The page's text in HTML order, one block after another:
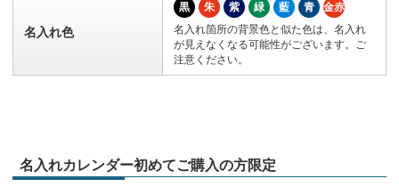
名入れ色
黒 朱 紫 緑 藍 青
金赤
名入れ箇所の背景色と似た色は、名入れ
が見えなくなる可能性がございます。ご
注意ください。
名入れカレンダー初めてご購入の方限定